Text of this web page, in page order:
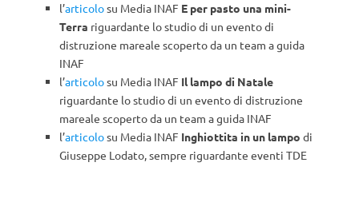
l’articolosu Media INAF E per pasto una mini-
Terra riguardante lo studio di un evento di
distruzione mareale scoperto da un team a guida
INAF
l’articolosu Media INAF Il lampo di Natale
riguardante lo studio di un evento di distruzione
mareale scoperto da un team a guida INAF
l’articolosu Media INAF Inghiottita in un lampo di
Giuseppe Lodato, sempre riguardante eventi TDE